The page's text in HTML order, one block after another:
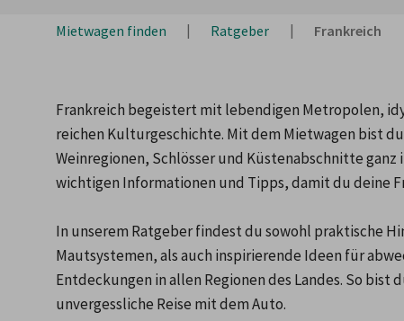
Mietwagen finden Ratgeber Frankreich
Frankreich begeistert mit lebendigen Metropolen,
reichen Kulturgeschichte. Mit dem Mietwagen bist
Weinregionen, Schlösser und Küstenabschnitte
wichtigen Informationen und Tipps, damit du deine
In unserem Ratgeber findest du sowohl praktische
Mautsystemen, als auch inspirierende Ideen für
Entdeckungen in allen Regionen des Landes. So
unvergessliche Reise mit dem Auto.